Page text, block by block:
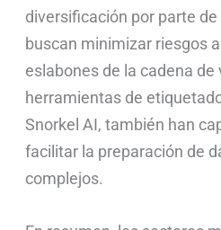
diversificación por parte
buscan minimizar riesgos
eslabones de la cadena de
herramientas de
Snorkel AI, también han
facilitar la preparación de
complejos.